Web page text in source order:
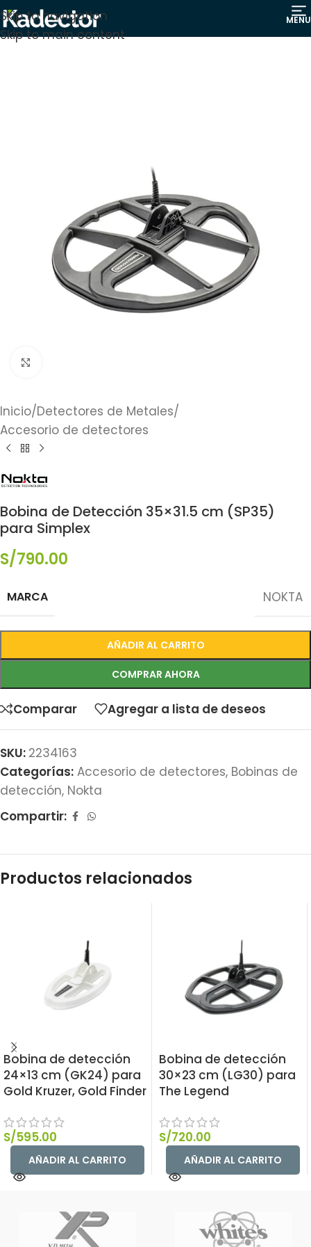
Skip to navigation
Skip to main content
MENU
Inicio/Detectores de Metales/
Accesorio de detectores
Bobina de Detección 35×31.5 cm (SP35)
para Simplex
S/790.00
MARCA NOKTA
AÑADIR AL CARRITO
COMPRAR AHORA
Comparar Agregar a lista de deseos
SKU: 2234163
Categorías: Accesorio de detectores, Bobinas de
detección, Nokta
Compartir:
Productos relacionados
Bobina de detección
24×13 cm (GK24) para
Gold Kruzer, Gold Finder
S/595.00
AÑADIR AL CARRITO
Bobina de detección
30×23 cm (LG30) para
The Legend
S/720.00
AÑADIR AL CARRITO